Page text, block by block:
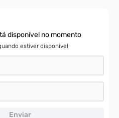
disponível no momento
estiver disponível
Enviar